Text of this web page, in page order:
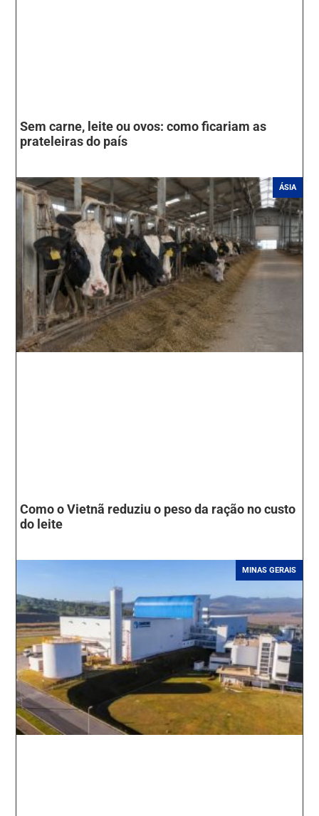
Sem carne, leite ou ovos: como ficariam as
prateleiras do país
ÁSIA
Como o Vietnã reduziu o peso da ração no custo
do leite
MINAS GERAIS